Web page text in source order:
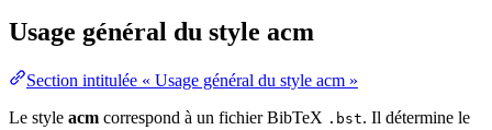
Usage général du style acm
Section intitulée « Usage général du style acm »
Le style acm correspond à un fichier BibTeX .bst. Il détermine le